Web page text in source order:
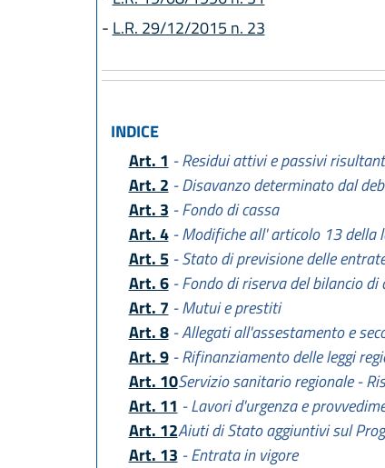
- L.R. 29/12/2015 n. 23
INDICE
Art. 1 - Residui attivi e passivi
Art. 2 - Disavanzo determinato dal
Art. 3 - Fondo di cassa
Art. 4- Modifiche all' articolo 13 della
Art. 5- Stato di previsione delle
Art. 6- Fondo di riserva del bilancio di
Art. 7 - Mutui e prestiti
Art. 8- Allegati all'assestamento e
Art. 9- Rifinanziamento delle leggi
Art. 10Servizio sanitario regionale -
Art. 11 - Lavori d'urgenza e
Art. 12Aiuti di Stato aggiuntivi sul
Art. 13 - Entrata in vigore